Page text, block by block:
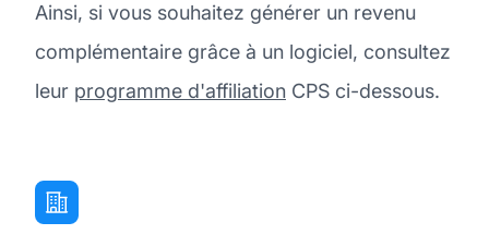
Ainsi, si vous souhaitez générer un revenu
complémentaire grâce à un logiciel, consultez
leur programme d'affiliation CPS ci-dessous.